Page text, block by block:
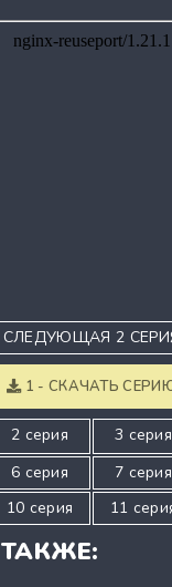
СЛЕДУЮЩАЯ 2
1 - СКАЧАТЬ
2 серия 3 серия
6 серия 7 серия
10 серия 11
ТАКЖЕ: